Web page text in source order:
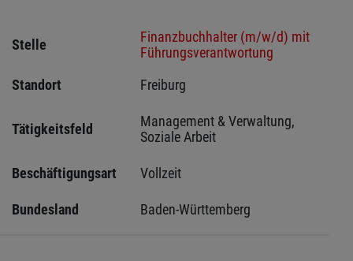
Stelle
Finanzbuchhalter (m/w/d) mit
Führungsverantwortung
Standort
Freiburg
Tätigkeitsfeld
Management & Verwaltung,
Soziale Arbeit
Beschäftigungsart Vollzeit
Bundesland Baden-Württemberg